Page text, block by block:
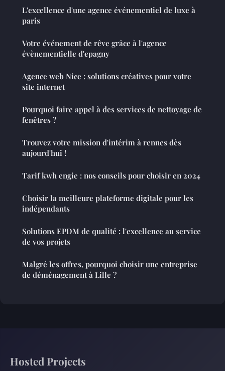
L'excellence d'une agence événementiel de luxe à
paris
Votre événement de rêve grâce à l'agence
évènementielle d'epagny
Agence web Nice : solutions créatives pour votre
site internet
Pourquoi faire appel à des services de nettoyage de
fenêtres ?
Trouvez votre mission d'intérim à rennes dès
aujourd'hui !
Tarif kwh engie : nos conseils pour choisir en 2024
Choisir la meilleure plateforme digitale pour les
indépendants
Solutions EPDM de qualité : l'excellence au service
de vos projets
Malgré les offres, pourquoi choisir une entreprise
de déménagement à Lille ?
Hosted Projects